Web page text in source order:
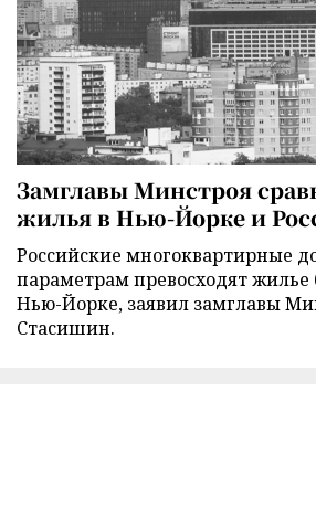
Замглавы Минстроя
жилья в Нью-Йорке и
Российские многоквартирные
параметрам превосходят жилье
Нью-Йорке, заявил замглавы
Стасишин.